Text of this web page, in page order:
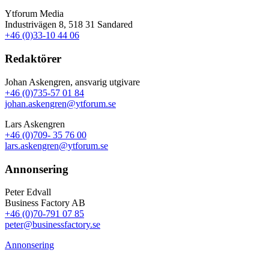
Ytforum Media
Industrivägen 8, 518 31 Sandared
+46 (0)33-10 44 06
Redaktörer
Johan Askengren, ansvarig utgivare
+46 (0)735-57 01 84
johan.askengren@ytforum.se
Lars Askengren
+46 (0)709- 35 76 00
lars.askengren@ytforum.se
Annonsering
Peter Edvall
Business Factory AB
+46 (0)70-791 07 85
peter@businessfactory.se
Annonsering